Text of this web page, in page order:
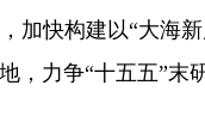
加快构建以“大海
力争“十五五”末